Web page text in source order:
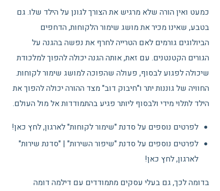
כמעט ואין הורה שלא מרגיש את הצורך לגונן על הילד שלו. גם
בטבע, שאינו מכיר את מושג שימור הלקוחות, הדחפים
הביולוגים גורמים לאם הטרייה לחרף את נפשה בהגנה על
הגורים הקטנטנים. עם זאת, אותה הגנה יכולה להפוך למלכודת
שיכולה לפגוע לבסוף, פעולה שהפוכה למושג שימור לקוחות.
החוויה של גוננות יתר ו"חיבוק דוב" מצד ההורה יכולה להפוך את
הילד לתלוי מידי ולבסוף ליותר פגיע בהתמודדות אל מול העולם.
לפרטים נוספים על סדנת "שימור לקוחות" לארגון, לחץ כאן!
לפרטים נוספים על סדנת "שיפור השירות" | "סדנת שירות"
לארגון, לחץ כאן!
בדומה לכך, גם בעלי עסקים מתמודדים עם דילמה דומה